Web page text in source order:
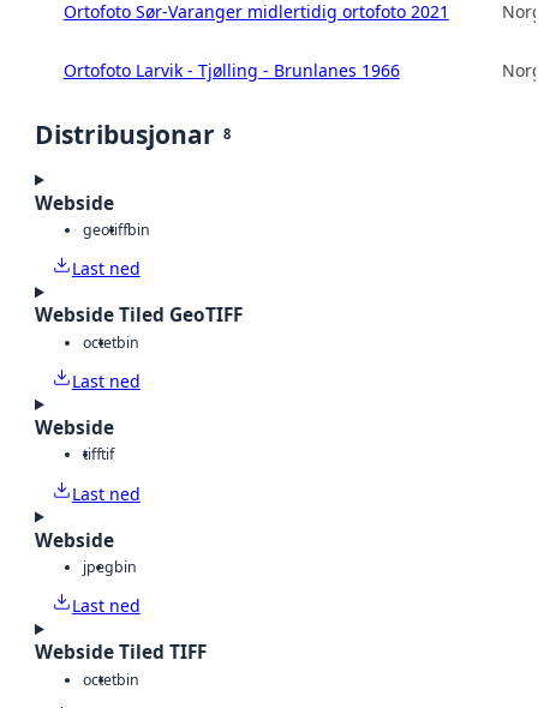
Ortofoto Sør-Varanger midlertidig ortofoto 2021
Ortofoto Larvik - Tjølling - Brunlanes 1966
Distribusjonar 8
Webside
geotiffbin
Last ned
Webside Tiled GeoTIFF
octetbin
Last ned
Webside
tifftif
Last ned
Webside
jpegbin
Last ned
Webside Tiled TIFF
octetbin